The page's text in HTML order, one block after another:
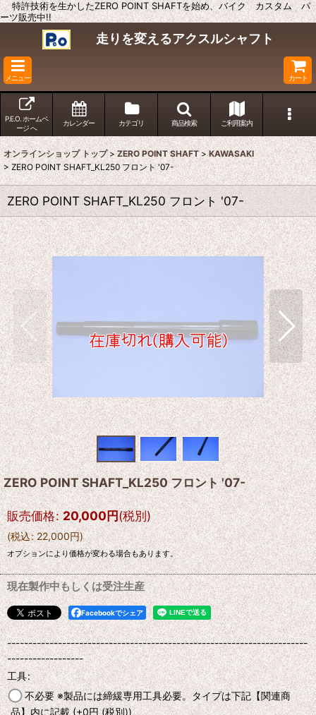
特許技術を生かしたZERO POINT SHAFTを始め、バイク カスタム パ
ーツ販売中!!
走りを変えるアクスルシャフト
メニュー カート
P.E.O. ホームペ
ージ へ
カレンダー カテゴリ 商品検索 ご利用案内
オンラインショップ トップ > ZERO POINT SHAFT > KAWASAKI
> ZERO POINT SHAFT_KL250 フロント '07-
ZERO POINT SHAFT_KL250 フロント '07-
ZERO POINT SHAFT_KL250 フロント '07-
販売価格: 20,000円(税別)
(税込: 22,000円)
オプションにより価格が変わる場合もあります。
現在製作中もしくは受注生産
Facebookでシェア
-----------------------------------------------------------------------
------------------
工具:
不必要 ※製品には締緩専用工具必要。タイプは下記【関連商
品】内に記載(+0円 (税別))